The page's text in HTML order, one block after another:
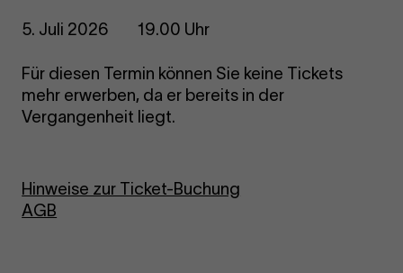
5. Juli 2026 19.00 Uhr
Für diesen Termin können Sie keine Tickets
mehr erwerben, da er bereits in der
Vergangenheit liegt.
Hinweise zur Ticket-Buchung
AGB